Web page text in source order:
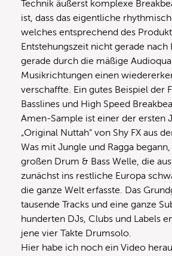
Technik äußerst komplexe
ist, dass das eigentliche
welches entsprechend des
Entstehungszeit nicht gerade nach
gerade durch die mäßige
Musikrichtungen einen
verschaffte. Ein gutes Beispiel der
Basslines und High Speed
Amen-Sample ist einer der ersten
„Original Nuttah“ von Shy FX aus
Was mit Jungle und Ragga
großen Drum & Bass Welle, die
zunächst ins restliche Europa
die ganze Welt erfasste. Das
tausende Tracks und eine ganze
hunderten DJs, Clubs und Labels
jene vier Takte Drumsolo.
Hier habe ich noch ein Video